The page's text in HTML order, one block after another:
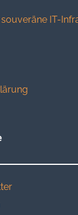
souveräne IT-